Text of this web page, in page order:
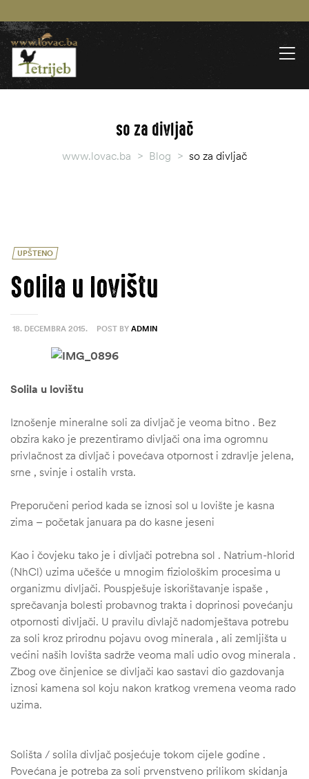
so za divljač
www.lovac.ba > Blog > so za divljač
UPŠTENO
18. DECEMBRA 2015. POST BY ADMIN
Solila u lovištu
Solila u lovištu
Iznošenje mineralne soli za divljač je veoma bitno . Bez
obzira kako je prezentiramo divljači ona ima ogromnu
privlačnost za divljač i povećava otpornost i zdravlje jelena,
srne , svinje i ostalih vrsta.
Preporučeni period kada se iznosi sol u lovište je kasna
zima – početak januara pa do kasne jeseni
Kao i čovjeku tako je i divljači potrebna sol . Natrium-hlorid
(NhCl) uzima učešće u mnogim fiziološkim procesima u
organizmu divljači. Pouspješuje iskorištavanje ispaše ,
sprečavanja bolesti probavnog trakta i doprinosi povećanju
otpornosti divljači. U pravilu divlajč nadomještava potrebu
za soli kroz prirodnu pojavu ovog minerala , ali zemljišta u
većini naših lovišta sadrže veoma mali udio ovog minerala .
Zbog ove činjenice se divljači kao sastavi dio gazdovanja
iznosi kamena sol koju nakon kratkog vremena veoma rado
uzima.
Solišta / solila divljač posjećuje tokom cijele godine .
Povećana je potreba za soli prvenstveno prilikom skidanja